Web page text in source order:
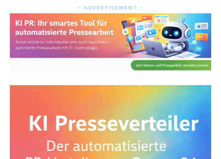
- ADVERTISEMENT -